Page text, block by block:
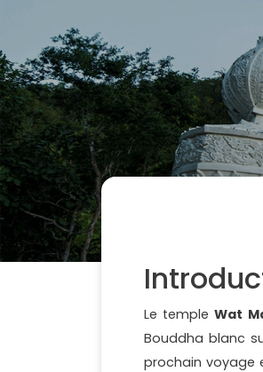
Le templeWat
Bouddha blanc
prochain voyage